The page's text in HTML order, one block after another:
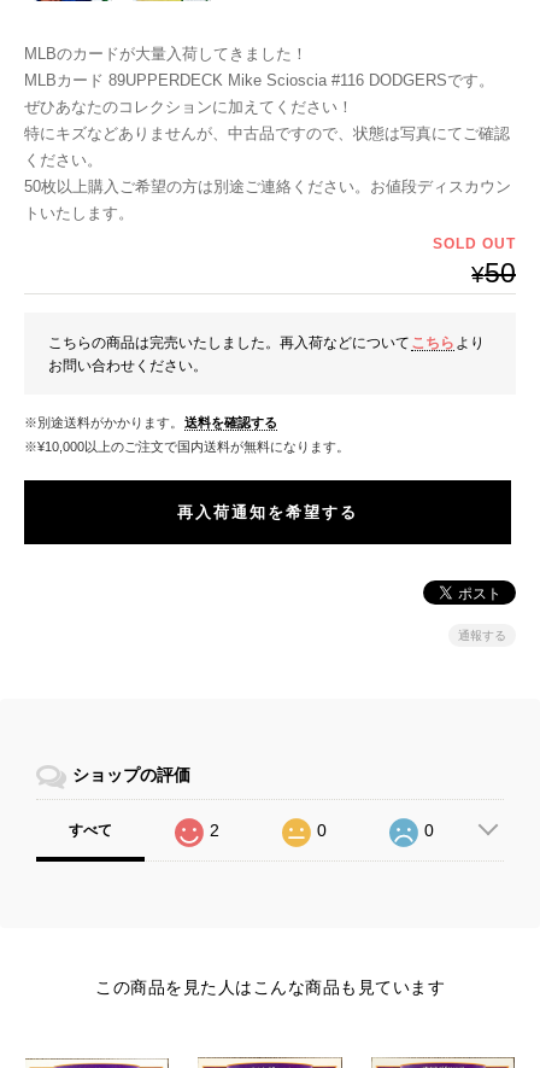
MLBのカードが大量入荷してきました！
MLBカード 89UPPERDECK Mike Scioscia #116 DODGERSです。
ぜひあなたのコレクションに加えてください！
特にキズなどありませんが、中古品ですので、状態は写真にてご確認
ください。
50枚以上購入ご希望の方は別途ご連絡ください。お値段ディスカウン
トいたします。
SOLD OUT
¥50
こちらの商品は完売いたしました。再入荷などについて こちら より
お問い合わせください。
※別途送料がかかります。 送料を確認する
※¥10,000以上のご注文で国内送料が無料になります。
再入荷通知を希望する
通報する
ショップの評価
すべて 2 0 0
この商品を見た人はこんな商品も見ています